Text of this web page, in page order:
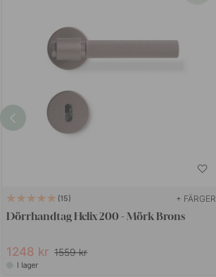
15 + FÄRGER
Dörrhandtag Helix 200 - Mörk Brons
1248 kr 1559 kr
I lager